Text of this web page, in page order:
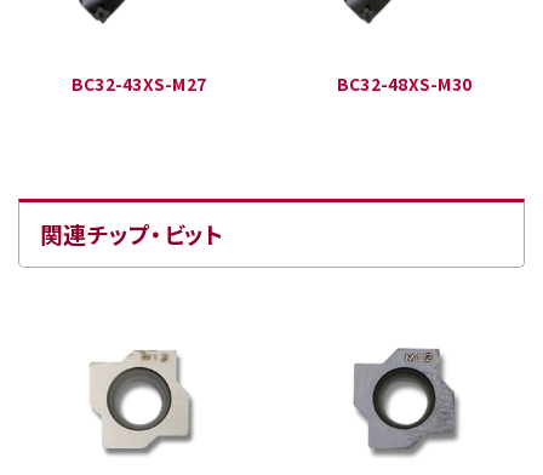
BC32-43XS-M27 BC32-48XS-M30
関連チップ・ビット